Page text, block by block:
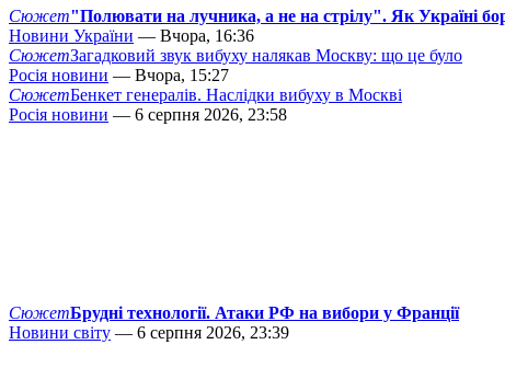
Сюжет"Полювати на лучника, а не на стрілу". Як Україні
Новини України — Вчора, 16:36
СюжетЗагадковий звук вибуху налякав Москву: що це було
Росія новини — Вчора, 15:27
СюжетБенкет генералів. Наслідки вибуху в Москві
Росія новини — 6 серпня 2026, 23:58
СюжетБрудні технології. Атаки РФ на вибори у Франції
Новини світу — 6 серпня 2026, 23:39